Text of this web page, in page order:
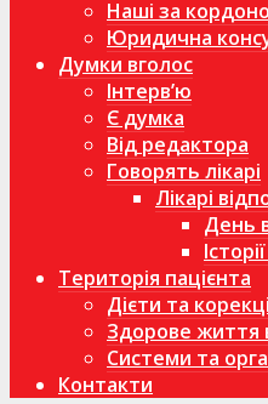
Наші за
Юридична
Думки вголос
Інтерв’ю
Є думка
Від редактора
Говорять лікарі
Лікарі
День в
Територія пацієнта
Дієти та
Здорове життя
Системи та
Контакти